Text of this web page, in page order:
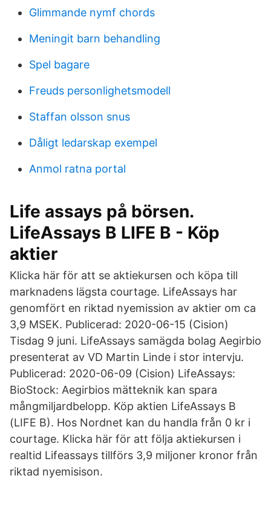
Glimmande nymf chords
Meningit barn behandling
Spel bagare
Freuds personlighetsmodell
Staffan olsson snus
Dåligt ledarskap exempel
Anmol ratna portal
Life assays på börsen.
LifeAssays B LIFE B - Köp
aktier
Klicka här för att se aktiekursen och köpa till
marknadens lägsta courtage. LifeAssays har
genomfört en riktad nyemission av aktier om ca
3,9 MSEK. Publicerad: 2020-06-15 (Cision)
Tisdag 9 juni. LifeAssays samägda bolag Aegirbio
presenterat av VD Martin Linde i stor intervju.
Publicerad: 2020-06-09 (Cision) LifeAssays:
BioStock: Aegirbios mätteknik kan spara
mångmiljardbelopp. Köp aktien LifeAssays B
(LIFE B). Hos Nordnet kan du handla från 0 kr i
courtage. Klicka här för att följa aktiekursen i
realtid Lifeassays tillförs 3,9 miljoner kronor från
riktad nyemisison.